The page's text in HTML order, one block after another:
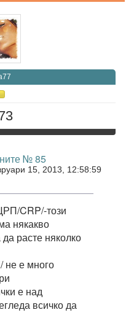
№ 85
15, 2013, 12:58:59
CRP/-този
някакво
расте няколко
не е много
е над
всичко да